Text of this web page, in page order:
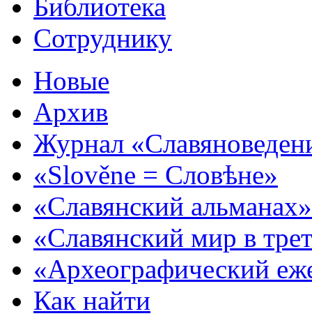
Библиотека
Сотруднику
Новые
Архив
Журнал
«Slověne = Словѣне»
«Славянский альманах»
«Славянский мир в
«Археографический
Как найти